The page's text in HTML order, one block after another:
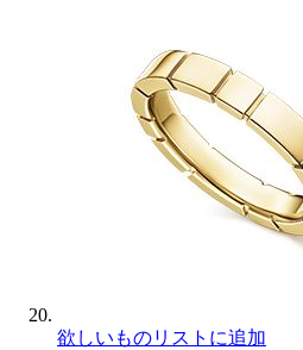
欲しいものリストに追加